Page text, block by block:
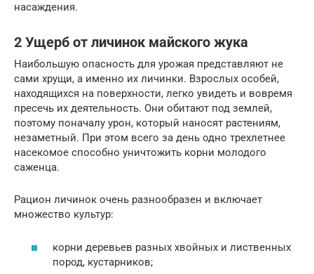
насаждения.
2 Ущерб от личинок майского жука
Наибольшую опасность для урожая представляют не
сами хрущи, а именно их личинки. Взрослых особей,
находящихся на поверхности, легко увидеть и вовремя
пресечь их деятельность. Они обитают под землей,
поэтому поначалу урон, который наносят растениям,
незаметный. При этом всего за день одно трехлетнее
насекомое способно уничтожить корни молодого
саженца.
Рацион личинок очень разнообразен и включает
множество культур:
корни деревьев разных хвойных и лиственных
пород, кустарников;